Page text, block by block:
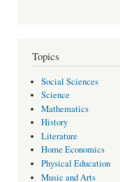
Topics
Social Sciences
Science
Mathematics
History
Literature
Home Economics
Physical Education
Music and Arts